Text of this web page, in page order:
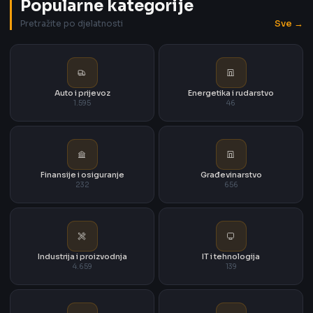
Popularne kategorije
Pretražite po djelatnosti Sve →
Auto i prijevoz
1.595
Energetika i rudarstvo
46
Finansije i osiguranje
232
Građevinarstvo
656
Industrija i proizvodnja
4.659
IT i tehnologija
139